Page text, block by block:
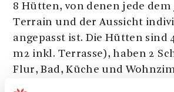
8 Hütten, von denen jede
Terrain und der Aussicht
angepasst ist. Die Hütten sind
m2 inkl. Terrasse), haben 2
Flur, Bad, Küche und
Kamin. Eine der Hütten ist für